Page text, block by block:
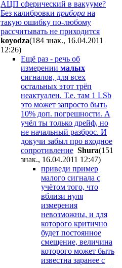
АЦП сферический в вакууме?
Без калибровки прибора на
такую ошибку по-любому
рассчитывать не приходится
koyodza(184 знак., 16.04.2011
12:26)
Ещё раз - речь об
измерении малых
сигналов, для всех
остальных этот трёп
неактуален. Т.е. там 1 LSb
это может запросто быть
10% доп. погрешности. А
учёл ты только дрейф, но
не начальный разброс. И
докучи забыл про входное
сопротивление Shura(151
знак., 16.04.2011 12:47)
приведи пример
малого сигнала с
учётом того, что
вблизи нуля
измерения
невозможны, и для
которого критично
будет постоянное
смещение, величина
которого может быть
известна заранее с